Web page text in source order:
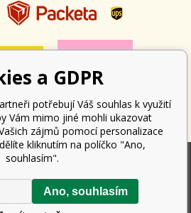
je prodávající povinen vystavit kupujícímu
zaevidovat přijatou tržbu u správce daně
výpadku pak nejpozději do 48 hodin.
a GDPR
potřebují Váš souhlas k využití
Vám mimo jiné mohli ukazovat
zájmů pomocí personalizace
kliknutím na políčko "Ano,
souhlasím".
Ano, souhlasím